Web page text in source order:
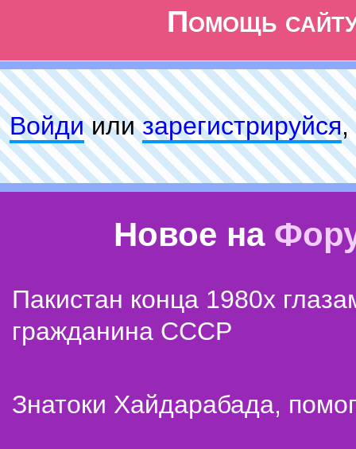
Помощь
Войдиилизарeгиcтpируйся,
Новое на
Пакистан конца 1980х
гражданина СССР
Знатоки Хайдарабада,